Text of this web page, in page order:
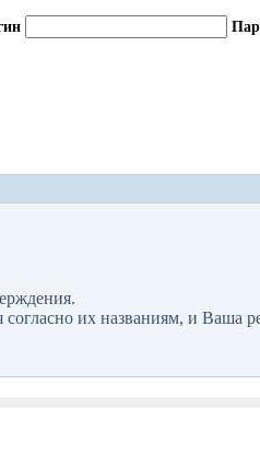
их названиям, и Ваша